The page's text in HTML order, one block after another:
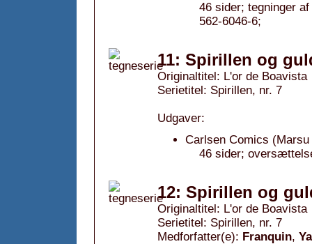
46 sider; tegninger
562-6046-6;
11: Spirillen og
Originaltitel: L'or de Boavista
Serietitel: Spirillen, nr. 7
Udgaver:
Carlsen Comics
46 sider;
12: Spirillen og
Originaltitel: L'or de Boavista
Serietitel: Spirillen, nr. 7
Medforfatter(e): Franquin,